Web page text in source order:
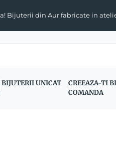
Bijuterii din Aur fabricate in
BIJUTERII UNICAT
CREEAZA-TI
COMANDA